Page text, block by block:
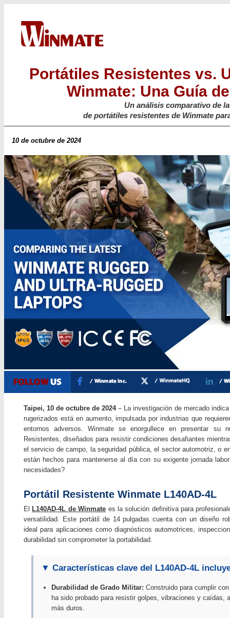
Portátiles Resistentes vs.
Winmate: Una Guía
Un análisis comparativo de
de portátiles resistentes de Winmate
10 de octubre de 2024
Taipei, 10 de octubre de 2024– La investigación de mercado
rugerizados está en aumento, impulsada por industrias que
entornos adversos. Winmate se enorgullece en presentar su
Resistentes, diseñados para resistir condiciones desafiantes
el servicio de campo, la seguridad pública, el sector automotriz, o
están hechos para mantenerse al día con su exigente jornada
necesidades?
Portátil Resistente Winmate L140AD-4L
El L140AD-4L de Winmate es la solución definitiva para
versatilidad. Este portátil de 14 pulgadas cuenta con un diseño
ideal para aplicaciones como diagnósticos automotrices,
durabilidad sin comprometer la portabilidad.
▼ Características clave del L140AD-4L
Durabilidad de Grado Militar: Construido para cumplir
ha sido probado para resistir golpes, vibraciones y caídas,
más duros.